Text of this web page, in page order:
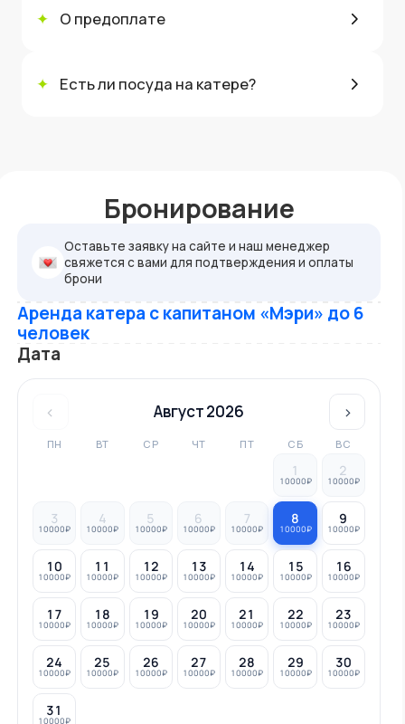
✦ О предоплате
✦ Есть ли посуда на катере?
Бронирование
Оставьте заявку на сайте и наш менеджер
свяжется с вами для подтверждения и оплаты
брони
Аренда катера с капитаном «Мэри» до 6
человек
Дата
‹ Август 2026 ›
ПН ВТ СР ЧТ ПТ СБ ВС
1
10000₽
2
10000₽
3
10000₽
4
10000₽
5
10000₽
6
10000₽
7
10000₽
8
10000₽
9
10000₽
10
10000₽
11
10000₽
12
10000₽
13
10000₽
14
10000₽
15
10000₽
16
10000₽
17
10000₽
18
10000₽
19
10000₽
20
10000₽
21
10000₽
22
10000₽
23
10000₽
24
10000₽
25
10000₽
26
10000₽
27
10000₽
28
10000₽
29
10000₽
30
10000₽
31
10000₽